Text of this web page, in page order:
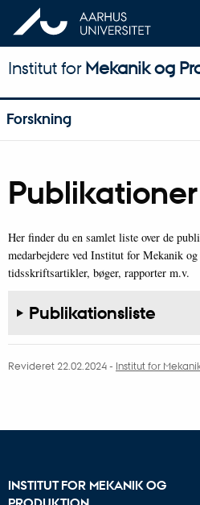
Institut forMekanik og
Forskning
Publikationer
Her finder du en samlet liste over de
medarbejdere ved Institut for Mekanik
tidsskriftsartikler, bøger, rapporter m.v.
Publikationsliste
Revideret 22.02.2024- Institut for
INSTITUT FOR MEKANIK OG